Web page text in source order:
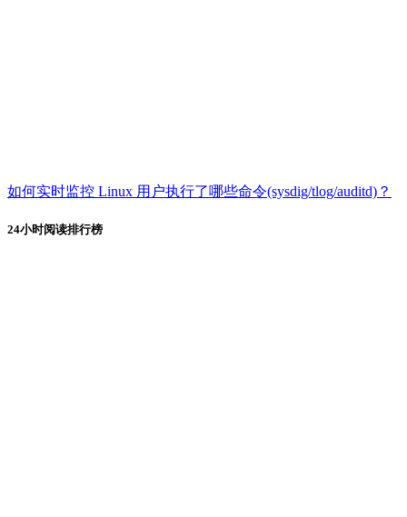
如何实时监控 Linux 用户执行了哪些命令(sysdig/tlog/auditd)？
24小时阅读排行榜